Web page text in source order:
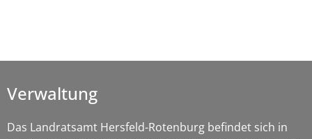
Verwaltung
Das Landratsamt Hersfeld-Rotenburg befindet sich in